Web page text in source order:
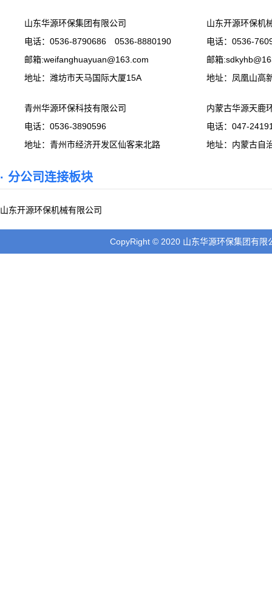
山东华源环保集团有限公司
电话：0536-8790686 0536-8880190
邮箱:weifanghuayuan@163.com
地址：潍坊市天马国际大厦15A
山东开源环保机
电话：0536-
邮箱
地址：凤凰山高
青州华源环保科技有限公司
电话：0536-3890596
地址：青州市经济开发区仙客来北路
内蒙古华源天鹿
电话：047-
地址：内蒙古自
· 分公司连接板块
山东开源环保机械有限公司
CopyRight © 2020 山东华源环保集团有